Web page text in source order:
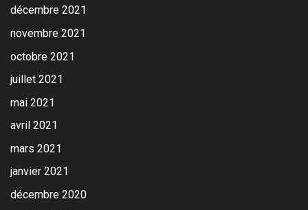
décembre 2021
novembre 2021
octobre 2021
juillet 2021
mai 2021
avril 2021
mars 2021
janvier 2021
décembre 2020